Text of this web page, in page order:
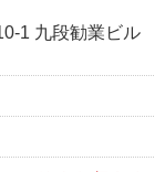
1 九段勧業ビル